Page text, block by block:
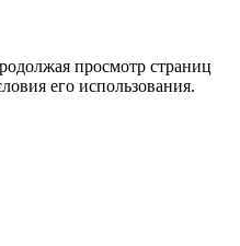
просмотр страниц
его использования.